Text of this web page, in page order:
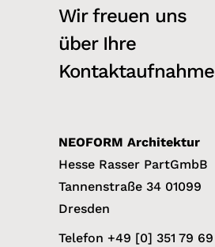
Wir freuen uns
über Ihre
Kontaktaufnahme
NEOFORM Architektur
Hesse Rasser PartGmbB
Tannenstraße 34 01099
Dresden
Telefon ‭+49 [0] 351 79 69